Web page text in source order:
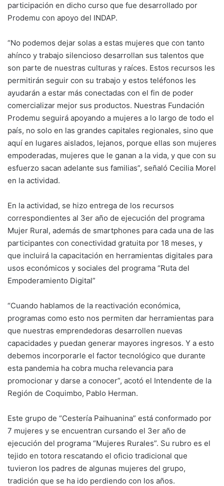
participación en dicho curso que fue desarrollado por
Prodemu con apoyo del INDAP.
“No podemos dejar solas a estas mujeres que con tanto
ahínco y trabajo silencioso desarrollan sus talentos que
son parte de nuestras culturas y raíces. Estos recursos les
permitirán seguir con su trabajo y estos teléfonos les
ayudarán a estar más conectadas con el fin de poder
comercializar mejor sus productos. Nuestras Fundación
Prodemu seguirá apoyando a mujeres a lo largo de todo el
país, no solo en las grandes capitales regionales, sino que
aquí en lugares aislados, lejanos, porque ellas son mujeres
empoderadas, mujeres que le ganan a la vida, y que con su
esfuerzo sacan adelante sus familias”, señaló Cecilia Morel
en la actividad.
En la actividad, se hizo entrega de los recursos
correspondientes al 3er año de ejecución del programa
Mujer Rural, además de smartphones para cada una de las
participantes con conectividad gratuita por 18 meses, y
que incluirá la capacitación en herramientas digitales para
usos económicos y sociales del programa “Ruta del
Empoderamiento Digital”
“Cuando hablamos de la reactivación económica,
programas como esto nos permiten dar herramientas para
que nuestras emprendedoras desarrollen nuevas
capacidades y puedan generar mayores ingresos. Y a esto
debemos incorporarle el factor tecnológico que durante
esta pandemia ha cobra mucha relevancia para
promocionar y darse a conocer”, acotó el Intendente de la
Región de Coquimbo, Pablo Herman.
Este grupo de “Cestería Paihuanina” está conformado por
7 mujeres y se encuentran cursando el 3er año de
ejecución del programa “Mujeres Rurales”. Su rubro es el
tejido en totora rescatando el oficio tradicional que
tuvieron los padres de algunas mujeres del grupo,
tradición que se ha ido perdiendo con los años.